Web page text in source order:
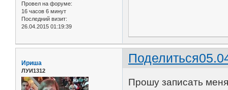
Провел на форуме:
16 часов 6 минут
Последний визит:
26.04.2015 01:19:39
Поделиться
Ириша
ЛУИ1312
Прошу записать